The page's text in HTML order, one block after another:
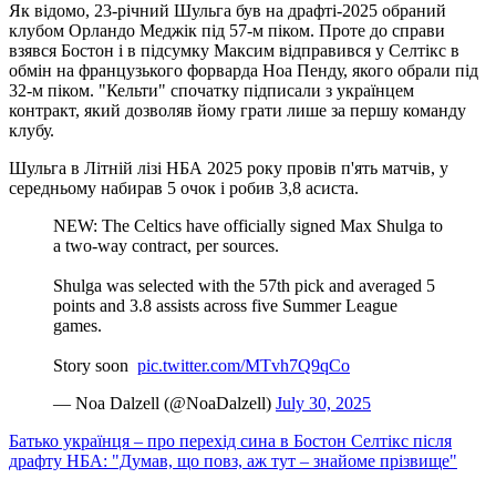
Як відомо, 23-річний Шульга був на драфті-2025 обраний
клубом Орландо Меджік під 57-м піком. Проте до справи
взявся Бостон і в підсумку Максим відправився у Селтікс в
обмін на французького форварда Ноа Пенду, якого обрали під
32-м піком. "Кельти" спочатку підписали з українцем
контракт, який дозволяв йому грати лише за першу команду
клубу.
Шульга в Літній лізі НБА 2025 року провів п'ять матчів, у
середньому набирав 5 очок і робив 3,8 асиста.
NEW: The Celtics have officially signed Max Shulga to
a two-way contract, per sources.
Shulga was selected with the 57th pick and averaged 5
points and 3.8 assists across five Summer League
games.
Story soon ️ pic.twitter.com/MTvh7Q9qCo
— Noa Dalzell (@NoaDalzell) July 30, 2025
Батько українця – про перехід сина в Бостон Селтікс після
драфту НБА: "Думав, що повз, аж тут – знайоме прізвище"